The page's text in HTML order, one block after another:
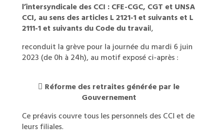
l’intersyndicale des CCI : CFE-CGC, CGT et UNSA
CCI, au sens des articles L 2121-1 et suivants et L
2111-1 et suivants du Code du travail,
reconduit la grève pour la journée du mardi 6 juin
2023 (de 0h à 24h), au motif exposé ci-après :
 Réforme des retraites générée par le
Gouvernement
Ce préavis couvre tous les personnels des CCI et de
leurs filiales.